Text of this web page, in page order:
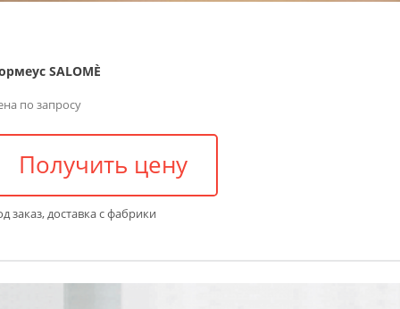
SALOMÈ
по запросу
Получить цену
заказ, доставка с фабрики